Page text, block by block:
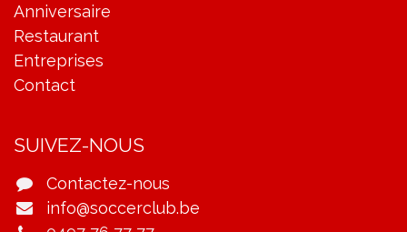
Anniversaire
Restaurant
Entreprises
Contact
SUIVEZ-NOUS
Contactez-nous
info@soccerclub.be